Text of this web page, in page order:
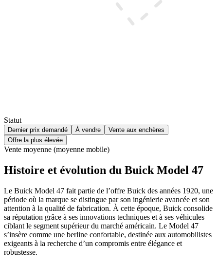
Statut
Dernier prix demandé À vendre
Vente aux enchères
Offre la plus élevée
Vente moyenne (moyenne mobile)
Histoire et évolution du Buick Model 47
Le Buick Model 47 fait partie de l’offre Buick des années 1920, une
période où la marque se distingue par son ingénierie avancée et son
attention à la qualité de fabrication. À cette époque, Buick consolide
sa réputation grâce à ses innovations techniques et à ses véhicules
ciblant le segment supérieur du marché américain. Le Model 47
s’insère comme une berline confortable, destinée aux automobilistes
exigeants à la recherche d’un compromis entre élégance et
robustesse.